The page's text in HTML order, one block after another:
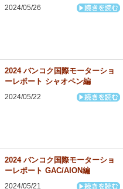
2024/05/26
2024 バンコク国際モーターショ
ーレポート シャオペン編
2024/05/22
2024 バンコク国際モーターショ
ーレポート GAC/AION編
2024/05/21